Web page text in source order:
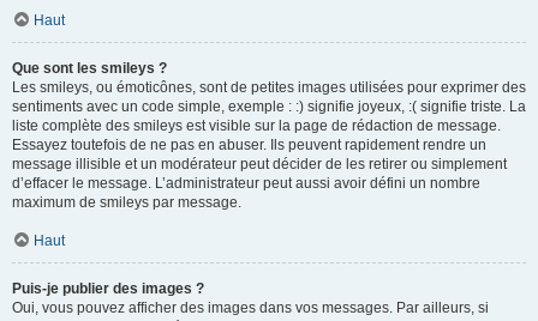
Haut
Que sont les smileys ?
Les smileys, ou émoticônes, sont de petites images utilisées pour exprimer des
sentiments avec un code simple, exemple : :) signifie joyeux, :( signifie triste. La
liste complète des smileys est visible sur la page de rédaction de message.
Essayez toutefois de ne pas en abuser. Ils peuvent rapidement rendre un
message illisible et un modérateur peut décider de les retirer ou simplement
d’effacer le message. L’administrateur peut aussi avoir défini un nombre
maximum de smileys par message.
Haut
Puis-je publier des images ?
Oui, vous pouvez afficher des images dans vos messages. Par ailleurs, si